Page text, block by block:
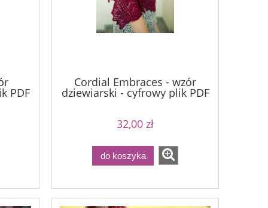
PDF
Cordial Embraces - wzór
dziewiarski - cyfrowy plik PDF
32,00 zł
do koszyka